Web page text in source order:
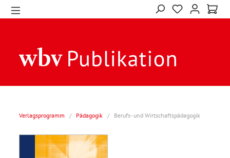
Verlagsprogramm / Pädagogik / Berufs- und Wirtschaftspädagogik